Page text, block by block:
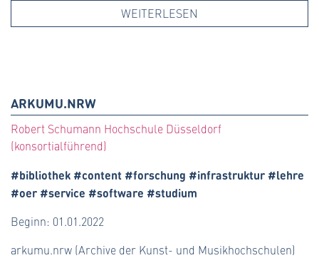
WEITERLESEN
ARKUMU.NRW
Robert Schumann Hochschule Düsseldorf
(konsortialführend)
#bibliothek #content #forschung #infrastruktur #lehre
#oer #service #software #studium
Beginn: 01.01.2022
arkumu.nrw (Archive der Kunst- und Musikhochschulen)